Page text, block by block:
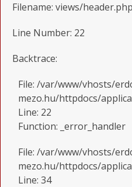
Filename: views/header.php
Line Number: 22
Backtrace:
File: /var/www/vhosts/
mezo.hu/httpdocs/
Line: 22
Function: _error_handler
File: /var/www/vhosts/
mezo.hu/httpdocs/
Line: 34